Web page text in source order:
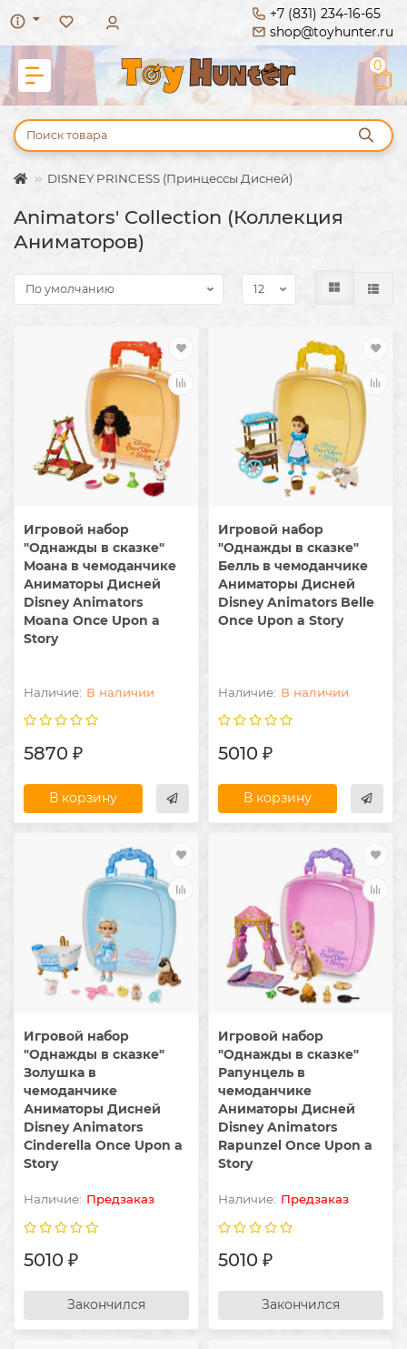
+7 (831) 234-16-65
shop@toyhunter.ru
0
DISNEY PRINCESS (Принцессы Дисней)
Animators' Collection (Коллекция
Аниматоров)
Игровой набор
"Однажды в сказке"
Моана в чемоданчике
Аниматоры Дисней
Disney Animators
Moana Once Upon a
Story
В наличии
5870 ₽
В корзину
Игровой набор
"Однажды в сказке"
Белль в чемоданчике
Аниматоры Дисней
Disney Animators Belle
Once Upon a Story
В наличии
5010 ₽
В корзину
Игровой набор
"Однажды в сказке"
Золушка в
чемоданчике
Аниматоры Дисней
Disney Animators
Cinderella Once Upon a
Story
Предзаказ
5010 ₽
Закончился
Игровой набор
"Однажды в сказке"
Рапунцель в
чемоданчике
Аниматоры Дисней
Disney Animators
Rapunzel Once Upon a
Story
Предзаказ
5010 ₽
Закончился